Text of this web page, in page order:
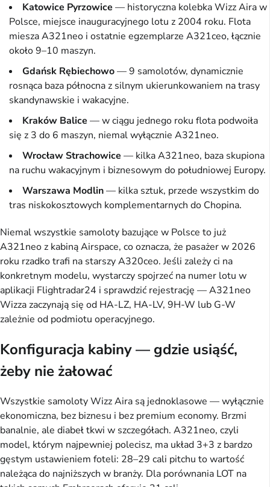
Katowice Pyrzowice — historyczna kolebka Wizz Aira w
Polsce, miejsce inauguracyjnego lotu z 2004 roku. Flota
miesza A321neo i ostatnie egzemplarze A321ceo, łącznie
około 9–10 maszyn.
Gdańsk Rębiechowo— 9 samolotów, dynamicznie
rosnąca baza północna z silnym ukierunkowaniem na trasy
skandynawskie i wakacyjne.
Kraków Balice — w ciągu jednego roku flota podwoiła
się z 3 do 6 maszyn, niemal wyłącznie A321neo.
Wrocław Strachowice — kilka A321neo, baza skupiona
na ruchu wakacyjnym i biznesowym do południowej Europy.
Warszawa Modlin— kilka sztuk, przede wszystkim do
tras niskokosztowych komplementarnych do Chopina.
Niemal wszystkie samoloty bazujące w Polsce to już
A321neo z kabiną Airspace, co oznacza, że pasażer w 2026
roku rzadko trafi na starszy A320ceo. Jeśli zależy ci na
konkretnym modelu, wystarczy spojrzeć na numer lotu w
aplikacji Flightradar24 i sprawdzić rejestrację — A321neo
Wizza zaczynają się od HA-LZ, HA-LV, 9H-W lub G-W
zależnie od podmiotu operacyjnego.
Konfiguracja kabiny — gdzie usiąść,
żeby nie żałować
Wszystkie samoloty Wizz Aira są jednoklasowe — wyłącznie
ekonomiczna, bez biznesu i bez premium economy. Brzmi
banalnie, ale diabeł tkwi w szczegółach. A321neo, czyli
model, którym najpewniej polecisz, ma układ 3+3 z bardzo
gęstym ustawieniem foteli: 28–29 cali pitchu to wartość
należąca do najniższych w branży. Dla porównania LOT na